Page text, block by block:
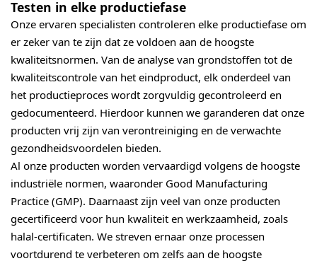
Testen in elke productiefase
Onze ervaren specialisten controleren elke productiefase om
er zeker van te zijn dat ze voldoen aan de hoogste
kwaliteitsnormen. Van de analyse van grondstoffen tot de
kwaliteitscontrole van het eindproduct, elk onderdeel van
het productieproces wordt zorgvuldig gecontroleerd en
gedocumenteerd. Hierdoor kunnen we garanderen dat onze
producten vrij zijn van verontreiniging en de verwachte
gezondheidsvoordelen bieden.
Al onze producten worden vervaardigd volgens de hoogste
industriële normen, waaronder Good Manufacturing
Practice (GMP). Daarnaast zijn veel van onze producten
gecertificeerd voor hun kwaliteit en werkzaamheid, zoals
halal-certificaten. We streven ernaar onze processen
voortdurend te verbeteren om zelfs aan de hoogste